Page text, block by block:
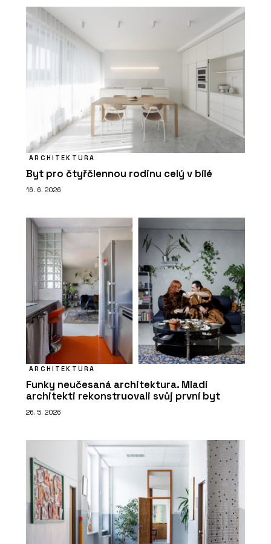
ARCHITEKTURA
Byt pro čtyřčlennou rodinu celý v bílé
16. 6. 2026
ARCHITEKTURA
Funky neučesaná architektura. Mladí
architekti rekonstruovali svůj první byt
26. 5. 2026